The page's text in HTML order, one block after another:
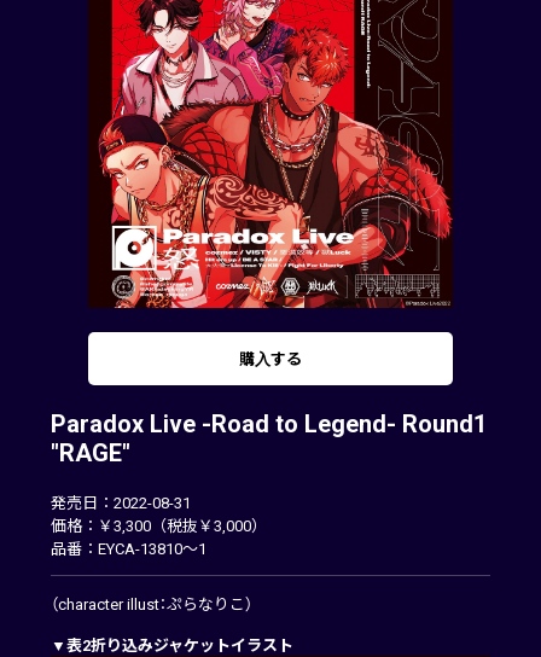
購入する
Paradox Live -Road to Legend- Round1
"RAGE"
発売日：2022-08-31
価格：￥3,300（税抜￥3,000）
品番：EYCA-13810～1
（character illust：ぷらなりこ）
▼表2折り込みジャケットイラスト